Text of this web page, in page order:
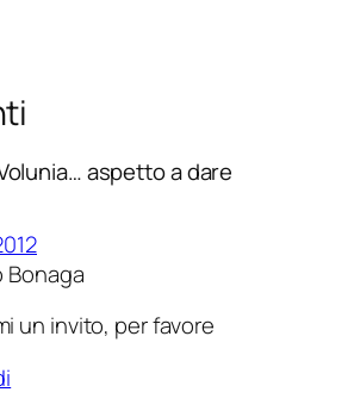
aspetto a dare
Bonaga
un invito, per favore